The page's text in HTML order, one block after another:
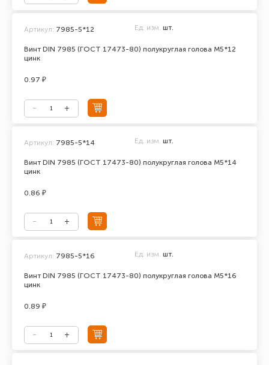
Винт DIN 7985 (ГОСТ 17473-80) полукруглая голова М5*12
цинк
Артикул: 7985-5*12 Ед. изм. шт.
0.97 ₽
Винт DIN 7985 (ГОСТ 17473-80) полукруглая голова М5*14
цинк
Артикул: 7985-5*14 Ед. изм. шт.
0.86 ₽
Винт DIN 7985 (ГОСТ 17473-80) полукруглая голова М5*16
цинк
Артикул: 7985-5*16 Ед. изм. шт.
0.89 ₽